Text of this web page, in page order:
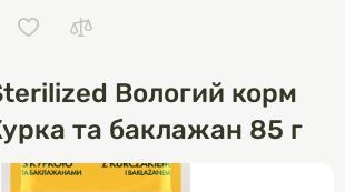
+38 (068) 479 28
Вологий корм
та баклажан 85 г